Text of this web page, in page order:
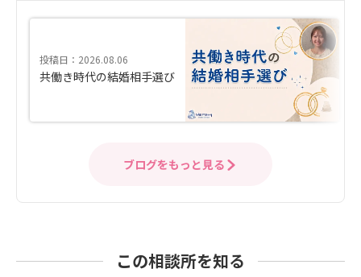
投稿日：2026.08.06
共働き時代の結婚相手選び
ブログをもっと見る
この相談所を知る